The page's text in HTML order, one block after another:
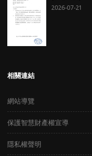
2026-07-21
相關連結
網站導覽
保護智慧財產權宣導
隱私權聲明